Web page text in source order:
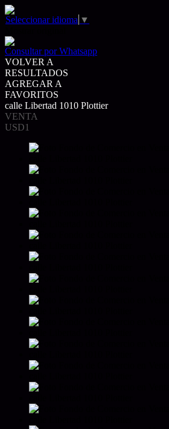
Seleccionar idioma ▼
Consultar por Whatsapp
VOLVER A
RESULTADOS
AGREGAR A
FAVORITOS
calle Libertad 1010 Plottier
VENTA
USD1